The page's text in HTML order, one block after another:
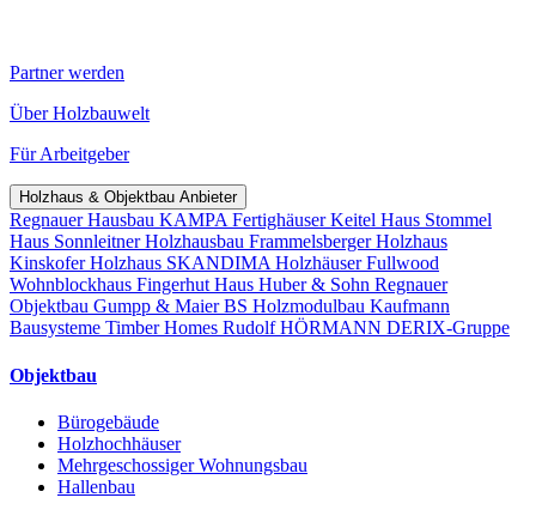
Partner werden
Über Holzbauwelt
Für Arbeitgeber
Holzhaus & Objektbau Anbieter
Regnauer Hausbau KAMPA FertighäuserKeitel Haus Stommel
Haus Sonnleitner Holzhausbau Frammelsberger Holzhaus
Kinskofer Holzhaus SKANDIMA HolzhäuserFullwood
Wohnblockhaus Fingerhut Haus Huber & Sohn Regnauer
Objektbau Gumpp & MaierBS Holzmodulbau Kaufmann
Bausysteme Timber Homes Rudolf HÖRMANN DERIX-Gruppe
Objektbau
Bürogebäude
Holzhochhäuser
Mehrgeschossiger Wohnungsbau
Hallenbau